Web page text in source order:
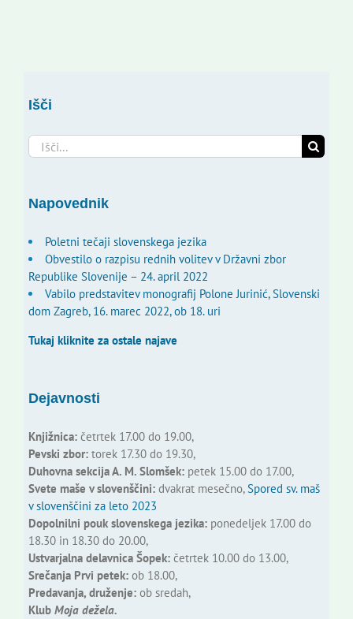
Išči
Search
for:
Napovednik
Poletni tečaji slovenskega jezika
Obvestilo o razpisu rednih volitev v Državni zbor
Republike Slovenije – 24. april 2022
Vabilo predstavitev monografij Polone Jurinić, Slovenski
dom Zagreb, 16. marec 2022, ob 18. uri
Tukaj kliknite za ostale najave
Dejavnosti
Knjižnica:četrtek 17.00 do 19.00,
Pevski zbor:torek 17.30 do 19.30,
Duhovna sekcija A. M. Slomšek:petek 15.00 do 17.00,
Svete maše v slovenščini:dvakrat mesečno,Spored sv. maš
v slovenščini za leto 2023
Dopolnilni pouk slovenskega jezika:ponedeljek 17.00 do
18.30 in 18.30 do 20.00,
Ustvarjalna delavnica Šopek:četrtek 10.00 do 13.00,
Srečanja Prvi petek:ob 18.00,
Predavanja, druženje:ob sredah,
Klub Moja dežela.